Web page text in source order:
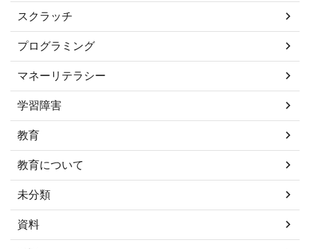
スクラッチ
プログラミング
マネーリテラシー
学習障害
教育
教育について
未分類
資料